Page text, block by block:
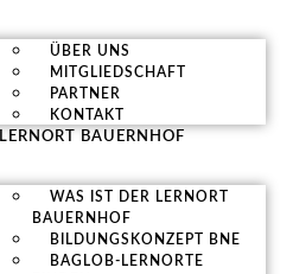
ÜBER UNS
MITGLIEDSCHAFT
PARTNER
KONTAKT
LERNORT BAUERNHOF
WAS IST DER LERNORT
BAUERNHOF
BILDUNGSKONZEPT BNE
BAGLOB-LERNORTE